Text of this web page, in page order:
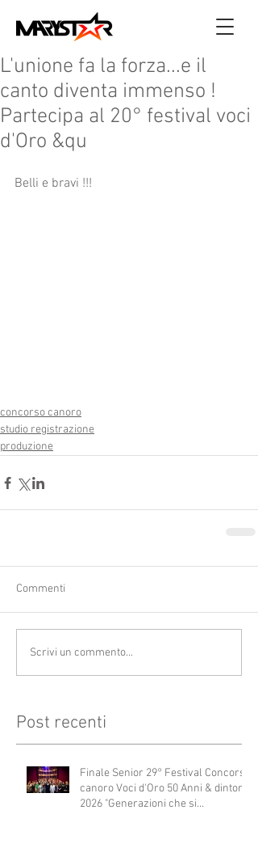
L'unione fa la forza...e il
canto diventa immenso !
Partecipa al 20° festival voci
d'Oro &qu
Belli e bravi !!!
concorso canoro
studio registrazione
produzione
Commenti
Scrivi un commento...
Post recenti
Finale Senior 29° Festival Concorso
canoro Voci d'Oro 50 Anni & dintorni
2026 "Generazioni che si